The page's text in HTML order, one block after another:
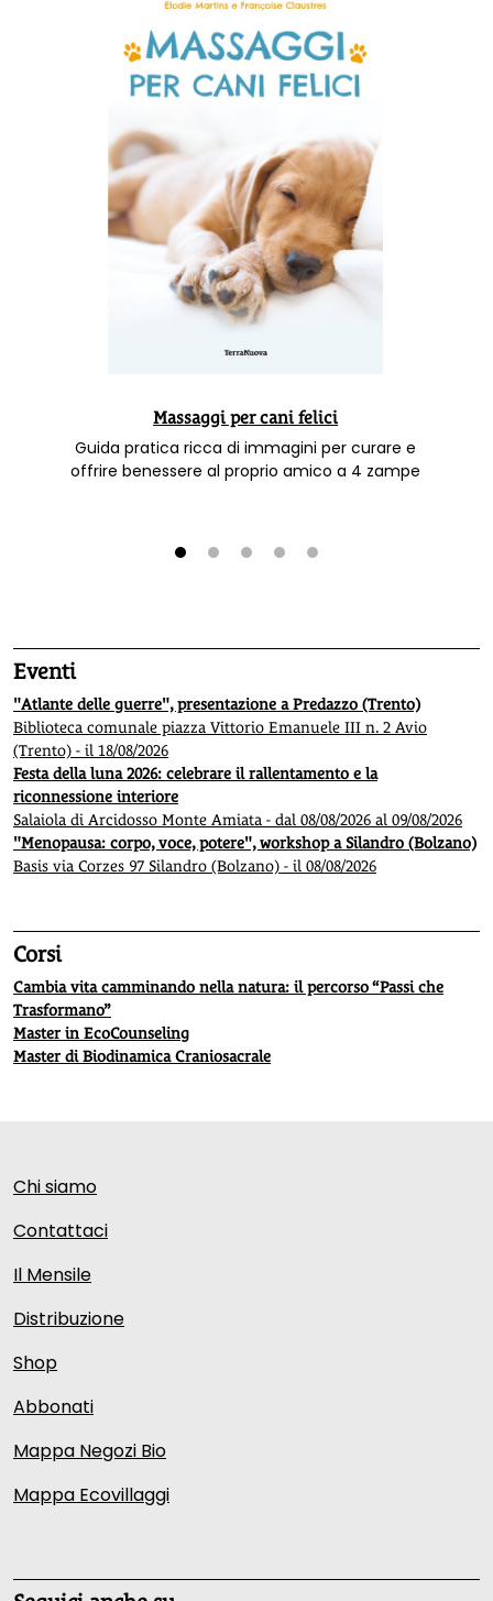
Massaggi per cani felici
Guida pratica ricca di immagini per curare e
offrire benessere al proprio amico a 4 zampe
Eventi
"Atlante delle guerre", presentazione a Predazzo (Trento)
Biblioteca comunale piazza Vittorio Emanuele III n. 2 Avio
(Trento) - il 18/08/2026
Festa della luna 2026: celebrare il rallentamento e la
riconnessione interiore
Salaiola di Arcidosso Monte Amiata - dal 08/08/2026 al 09/08/2026
"Menopausa: corpo, voce, potere", workshop a Silandro (Bolzano)
Basis via Corzes 97 Silandro (Bolzano) - il 08/08/2026
Corsi
Cambia vita camminando nella natura: il percorso “Passi che
Trasformano”
Master in EcoCounseling
Master di Biodinamica Craniosacrale
Chi siamo
Contattaci
Il Mensile
Distribuzione
Shop
Abbonati
Mappa Negozi Bio
Mappa Ecovillaggi